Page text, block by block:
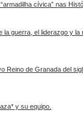
cívica” nas
la guerra, el liderazgo y
Reino de Granada del
y su equipo.